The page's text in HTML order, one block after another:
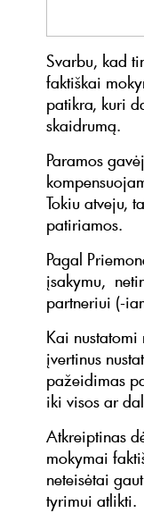
Svarbu, kad
faktiškai
patikra, kuri
skaidrumą.
Paramos
Tokiu atveju,
patiriamos.
Pagal
įsakymu,
partneriui (-
Kai
įvertinus
pažeidimas
iki visos ar
Atkreiptinas
mokymai
neteisėtai
tyrimui atlikti.